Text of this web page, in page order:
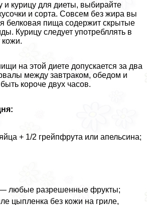
и курицу для диеты, выбирайте
и сорта. Совсем без жира вы
белковая пища содержит скрытые
Курицу следует употрeбллять в
кожи.
на этой диете допускается за два
между завтpaком, обедом и
короче двух часов.
+ 1/2 грейпфрута или апельсина;
любые разрешенные фрукты;
цыпленка без кожи на гриле,